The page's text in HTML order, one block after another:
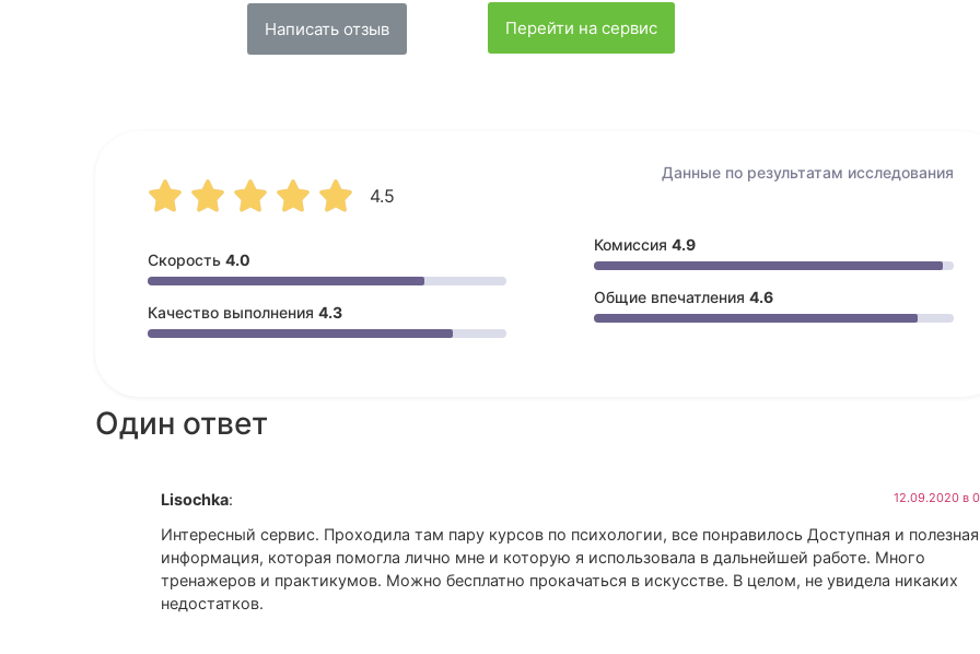
Написать отзыв Перейти на сервис
4.5
    
Скорость 4.0
Качество выполнения 4.3
Данные по результатам исследования
Комиссия4.9
Общие впечатления4.6
Один ответ
Lisochka: 12.09.2020 в
Интересный сервис. Проходила там пару курсов по психологии, все понравилось Доступная и полезная
информация, которая помогла лично мне и которую я использовала в дальнейшей работе. Много
тренажеров и практикумов. Можно бесплатно прокачаться в искусстве. В целом, не увидела никаких
недостатков.